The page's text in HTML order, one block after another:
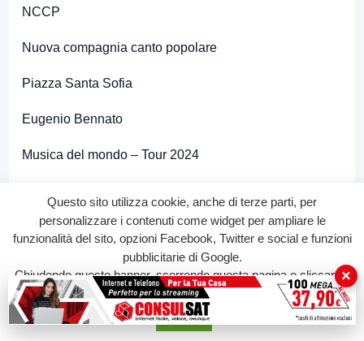
NCCP
Nuova compagnia canto popolare
Piazza Santa Sofia
Eugenio Bennato
Musica del mondo – Tour 2024
La Paranza di Città Spettacolo
con Cristina Vetrone, Lorella Monti, Vincenzo Romano,
Antonio Esposito, Renato Giordano
e con lo staff di Città Spettacolo
Questo sito utilizza cookie, anche di terze parti, per
personalizzare i contenuti come widget per ampliare le
funzionalità del sito, opzioni Facebook, Twitter e social e funzioni
pubblicitarie di Google.
Chiudendo questo banner, scorrendo questa pagina o cliccando
su qualunque suo elemento acconsenti all'uso dei cookie.
Accetta
×